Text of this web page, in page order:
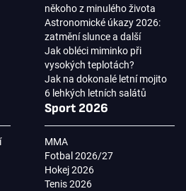
někoho z minulého života
Astronomické úkazy 2026:
zatmění slunce a další
Jak obléci miminko při
vysokých teplotách?
Jak na dokonalé letní mojito
6 lehkých letních salátů
Sport 2026
MMA
Fotbal 2026/27
Hokej 2026
Tenis 2026